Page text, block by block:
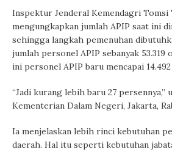
Inspektur Jenderal Kemendagri
mengungkapkan jumlah APIP saat ini
sehingga langkah pemenuhan
jumlah personel APIP sebanyak 53.319
ini personel APIP baru mencapai
“Jadi kurang lebih baru 27 persennya,”
Kementerian Dalam Negeri, Jakarta,
Ia menjelaskan lebih rinci kebutuhan
daerah. Hal itu seperti kebutuhan